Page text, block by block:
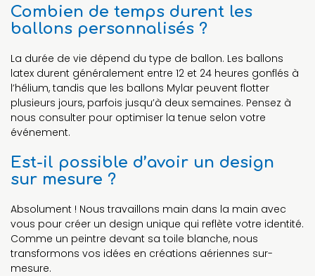
Combien de temps durent les
ballons personnalisés ?
La durée de vie dépend du type de ballon. Les ballons
latex durent généralement entre 12 et 24 heures gonflés à
l’hélium, tandis que les ballons Mylar peuvent flotter
plusieurs jours, parfois jusqu’à deux semaines. Pensez à
nous consulter pour optimiser la tenue selon votre
événement.
Est-il possible d’avoir un design
sur mesure ?
Absolument ! Nous travaillons main dans la main avec
vous pour créer un design unique qui reflète votre identité.
Comme un peintre devant sa toile blanche, nous
transformons vos idées en créations aériennes sur-
mesure.